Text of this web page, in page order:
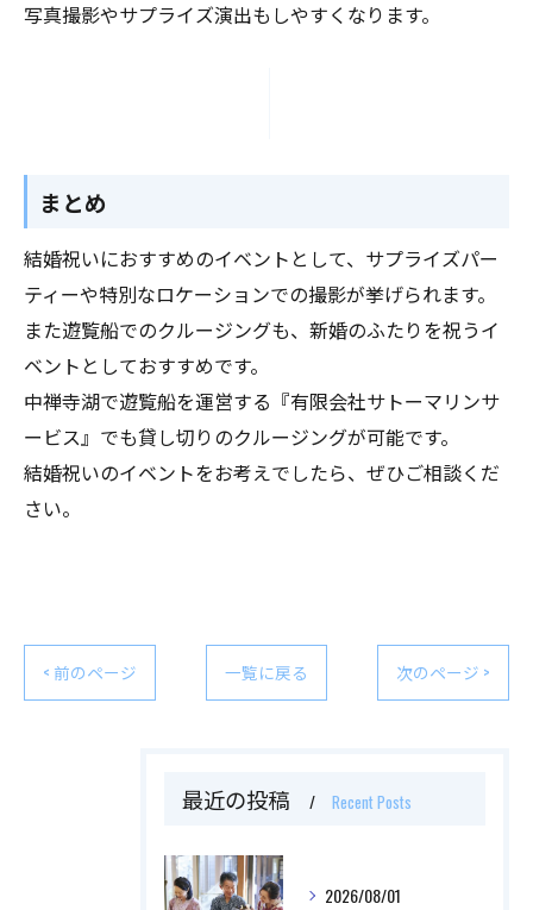
写真撮影やサプライズ演出もしやすくなります。
まとめ
結婚祝いにおすすめのイベントとして、サプライズパー
ティーや特別なロケーションでの撮影が挙げられます。
また遊覧船でのクルージングも、新婚のふたりを祝うイ
ベントとしておすすめです。
中禅寺湖で遊覧船を運営する『有限会社サトーマリンサ
ービス』でも貸し切りのクルージングが可能です。
結婚祝いのイベントをお考えでしたら、ぜひご相談くだ
さい。
< 前のページ 一覧に戻る 次のページ >
最近の投稿 Recent Posts
2026/08/01